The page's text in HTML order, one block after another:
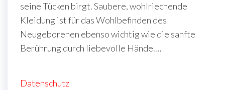
seine Tücken birgt. Saubere, wohlriechende
Kleidung ist für das Wohlbefinden des
Neugeborenen ebenso wichtig wie die sanfte
Berührung durch liebevolle Hände.…
Datenschutz